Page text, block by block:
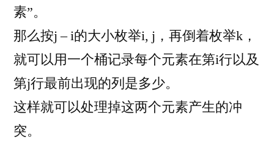
素”。
那么按j – i的大小枚举i, j，再倒着枚举k，
就可以用一个桶记录每个元素在第i行以及
第j行最前出现的列是多少。
这样就可以处理掉这两个元素产生的冲
突。